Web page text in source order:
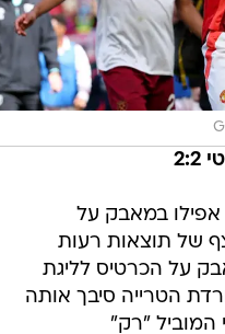
אפילו במאבק על
של תוצאות רעות
על הכרטיס לליגת
הטרייה סיבך אותה
המוביל "רק"